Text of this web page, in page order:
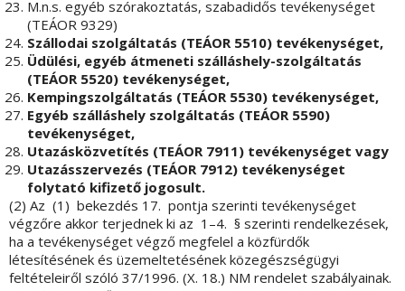
M.n.s. egyéb szórakoztatás, szabadidős tevékenységet
(TEÁOR 9329)
Szállodai szolgáltatás (TEÁOR 5510) tevékenységet,
Üdülési, egyéb átmeneti szálláshely-szolgáltatás
(TEÁOR 5520) tevékenységet,
Kempingszolgáltatás (TEÁOR 5530) tevékenységet,
Egyéb szálláshely szolgáltatás (TEÁOR 5590)
tevékenységet,
Utazásközvetítés (TEÁOR 7911) tevékenységet vagy
Utazásszervezés (TEÁOR 7912) tevékenységet
folytató kifizető jogosult.
(2) Az (1) bekezdés 17. pontja szerinti tevékenységet
végzőre akkor terjednek ki az 1–4. § szerinti rendelkezések,
ha a tevékenységet végző megfelel a közfürdők
létesítésének és üzemeltetésének közegészségügyi
feltételeiről szóló 37/1996. (X. 18.) NM rendelet szabályainak.